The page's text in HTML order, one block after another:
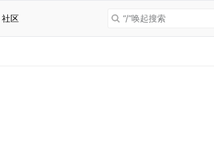
社区 “/”唤起搜索